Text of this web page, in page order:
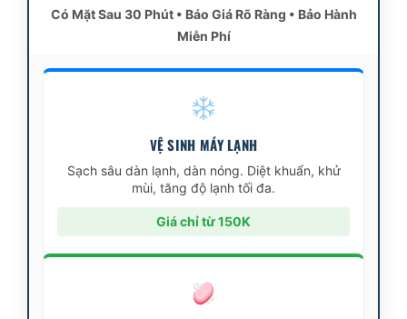
Có Mặt Sau 30 Phút • Báo Giá Rõ Ràng • Bảo Hành
Miễn Phí
VỆ SINH MÁY LẠNH
Sạch sâu dàn lạnh, dàn nóng. Diệt khuẩn, khử
mùi, tăng độ lạnh tối đa.
Giá chỉ từ 150K